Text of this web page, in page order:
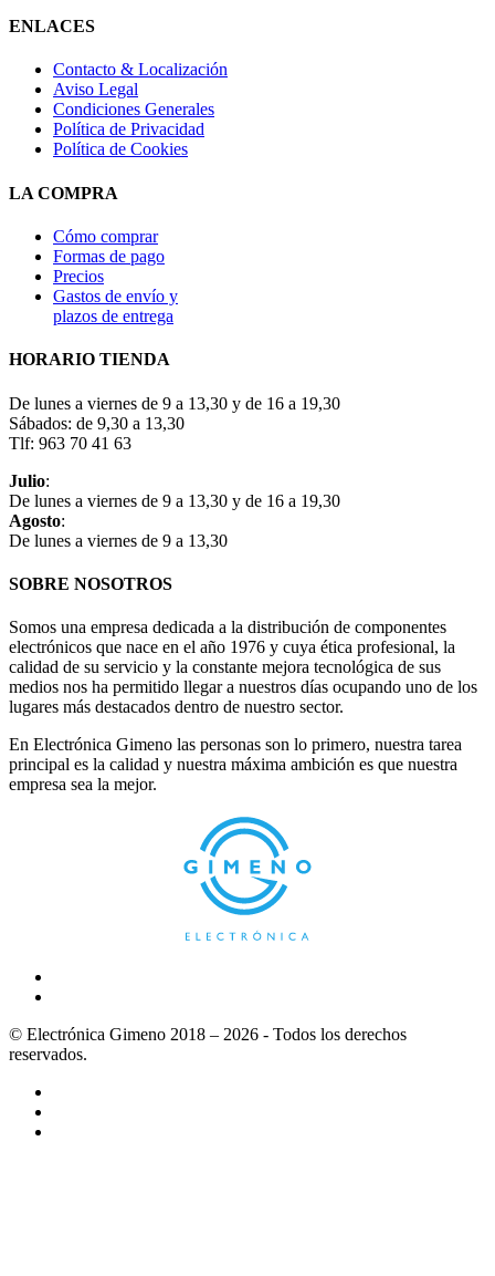
ENLACES
Contacto & Localización
Aviso Legal
Condiciones Generales
Política de Privacidad
Política de Cookies
LA COMPRA
Cómo comprar
Formas de pago
Precios
Gastos de envío y
plazos de entrega
HORARIO TIENDA
De lunes a viernes de 9 a 13,30 y de 16 a 19,30
Sábados: de 9,30 a 13,30
Tlf: 963 70 41 63
Julio:
De lunes a viernes de 9 a 13,30 y de 16 a 19,30
Agosto:
De lunes a viernes de 9 a 13,30
SOBRE NOSOTROS
Somos una empresa dedicada a la distribución de componentes
electrónicos que nace en el año 1976 y cuya ética profesional, la
calidad de su servicio y la constante mejora tecnológica de sus
medios nos ha permitido llegar a nuestros días ocupando uno de los
lugares más destacados dentro de nuestro sector.
En Electrónica Gimeno las personas son lo primero, nuestra tarea
principal es la calidad y nuestra máxima ambición es que nuestra
empresa sea la mejor.
© Electrónica Gimeno 2018 – 2026 - Todos los derechos
reservados.